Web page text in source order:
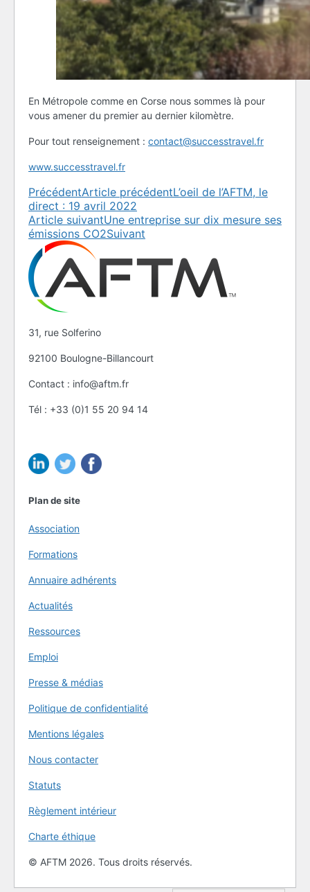
En Métropole comme en Corse nous sommes là pour
vous amener du premier au dernier kilomètre.
Pour tout renseignement : contact@successtravel.fr
www.successtravel.fr
PrécédentArticle précédentL’oeil de l’AFTM, le
direct : 19 avril 2022
Article suivantUne entreprise sur dix mesure ses
émissions CO2Suivant
31, rue Solferino
92100 Boulogne-Billancourt
Contact : info@aftm.fr
Tél : +33 (0)1 55 20 94 14
Plan de site
Association
Formations
Annuaire adhérents
Actualités
Ressources
Emploi
Presse & médias
Politique de confidentialité
Mentions légales
Nous contacter
Statuts
Règlement intérieur
Charte éthique
© AFTM 2026. Tous droits réservés.